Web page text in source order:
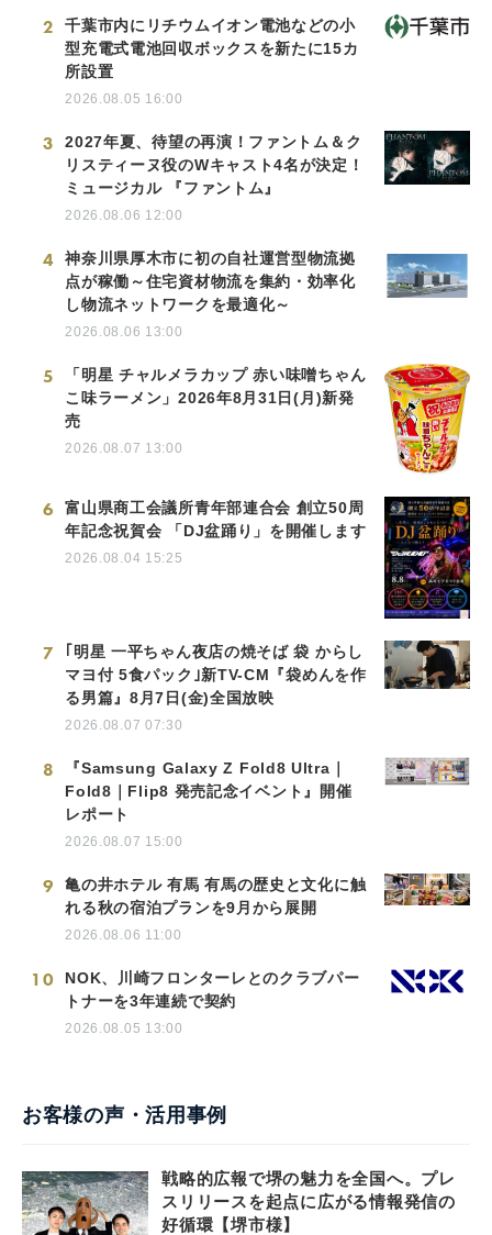
2
千葉市内にリチウムイオン電池などの小
型充電式電池回収ボックスを新たに15カ
所設置
2026.08.05 16:00
3
2027年夏、待望の再演！ファントム＆ク
リスティーヌ役のWキャスト4名が決定！
ミュージカル 『ファントム』
2026.08.06 12:00
4
神奈川県厚木市に初の自社運営型物流拠
点が稼働～住宅資材物流を集約・効率化
し物流ネットワークを最適化～
2026.08.06 13:00
5
「明星 チャルメラカップ 赤い味噌ちゃん
こ味ラーメン」2026年8月31日(月)新発
売
2026.08.07 13:00
6
富山県商工会議所青年部連合会 創立50周
年記念祝賀会 「DJ盆踊り」を開催します
2026.08.04 15:25
7
｢明星 一平ちゃん夜店の焼そば 袋 からし
マヨ付 5食パック｣新TV-CM『袋めんを作
る男篇』8月7日(金)全国放映
2026.08.07 07:30
8
『Samsung Galaxy Z Fold8 Ultra｜
Fold8｜Flip8 発売記念イベント』開催
レポート
2026.08.07 15:00
9
亀の井ホテル 有馬 有馬の歴史と文化に触
れる秋の宿泊プランを9月から展開
2026.08.06 11:00
10
NOK、川崎フロンターレとのクラブパー
トナーを3年連続で契約
2026.08.05 13:00
お客様の声・活用事例
戦略的広報で堺の魅力を全国へ。プレ
スリリースを起点に広がる情報発信の
好循環【堺市様】